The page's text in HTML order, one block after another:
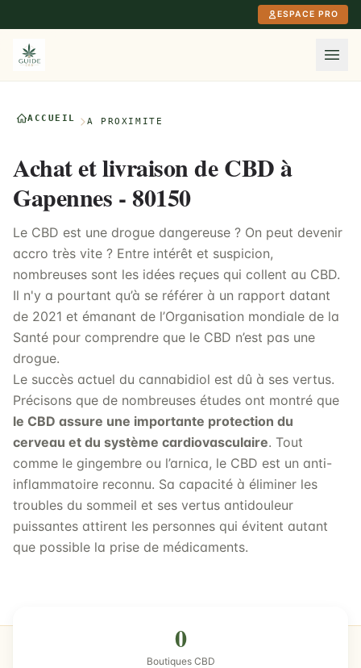
ESPACE PRO
ACCUEIL À PROXIMITÉ
Achat et livraison de CBD à
Gapennes - 80150
Le CBD est une drogue dangereuse ? On peut devenir
accro très vite ? Entre intérêt et suspicion,
nombreuses sont les idées reçues qui collent au CBD.
Il n'y a pourtant qu’à se référer à un rapport datant
de 2021 et émanant de l’Organisation mondiale de la
Santé pour comprendre que le CBD n’est pas une
drogue.
Le succès actuel du cannabidiol est dû à ses vertus.
Précisons que de nombreuses études ont montré que
le CBD assure une importante protection du
cerveau et du système cardiovasculaire. Tout
comme le gingembre ou l’arnica, le CBD est un anti-
inflammatoire reconnu. Sa capacité à éliminer les
troubles du sommeil et ses vertus antidouleur
puissantes attirent les personnes qui évitent autant
que possible la prise de médicaments.
0
Boutiques CBD